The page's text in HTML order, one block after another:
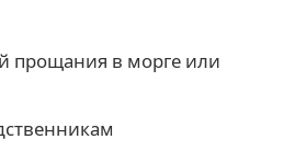
прощания в морге или